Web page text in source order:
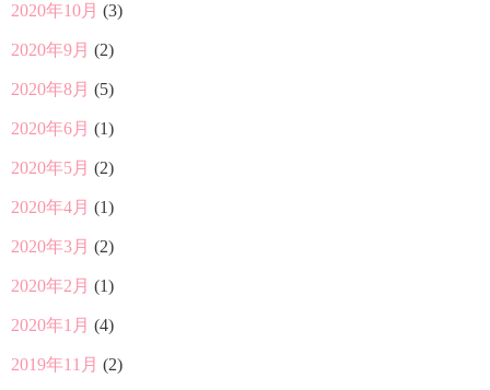
2020年10月 (3)
2020年9月 (2)
2020年8月 (5)
2020年6月 (1)
2020年5月 (2)
2020年4月 (1)
2020年3月 (2)
2020年2月 (1)
2020年1月 (4)
2019年11月 (2)